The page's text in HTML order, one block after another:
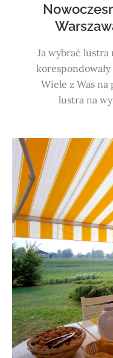
Ja wybrać lustra
Wiele z Was
lustra na